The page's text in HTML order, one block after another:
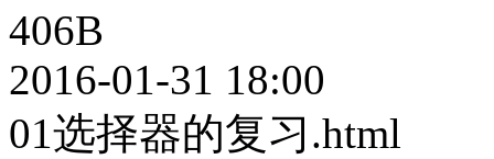
406B
2016-01-31 18:00
01选择器的复习.html